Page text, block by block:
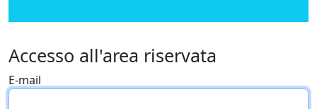
Accesso all'area riservata
E-mail